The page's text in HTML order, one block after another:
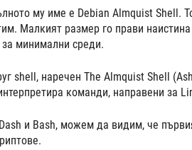
му име е Debian Almquist Shell.
Малкият размер го прави
минимални среди.
shell, наречен The Almquist Shell
команди, направени за
и Bash, можем да видим, че